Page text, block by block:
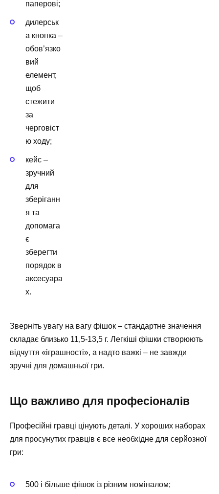
паперові;
дилерськ
а кнопка –
обов’язко
вий
елемент,
щоб
стежити
за
черговіст
ю ходу;
кейс –
зручний
для
зберіганн
я та
допомага
є
зберегти
порядок в
аксесуара
х.
Зверніть увагу на вагу фішок – стандартне значення
складає близько 11,5-13,5 г. Легкіші фішки створюють
відчуття «іграшності», а надто важкі – не завжди
зручні для домашньої гри.
Що важливо для професіоналів
Професійні гравці цінують деталі. У хороших наборах
для просунутих гравців є все необхідне для серйозної
гри:
500 і більше фішок із різним номіналом;